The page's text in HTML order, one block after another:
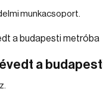
munkacsoport.
a